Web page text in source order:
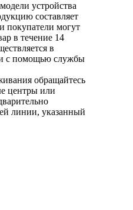
устройства
составляет
покупатели могут
в течение 14
в
с помощью службы
обращайтесь
центры или
линии, указанный